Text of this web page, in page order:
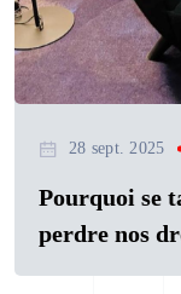
28 sept. 2025
Pourquoi se
perdre nos